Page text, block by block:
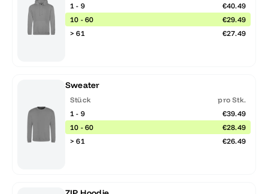
1 - 9
€40.49
10 - 60
€29.49
> 61
€27.49
Sweater
Stück
pro Stk.
1 - 9
€39.49
10 - 60
€28.49
> 61
€26.49